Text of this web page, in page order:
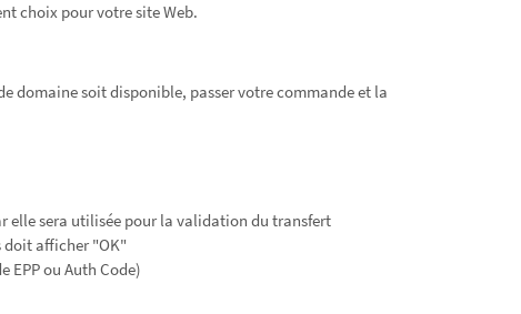
choix pour votre site Web.
domaine soit disponible, passer votre commande et la
elle sera utilisée pour la validation du transfert
doit afficher "OK"
EPP ou Auth Code)